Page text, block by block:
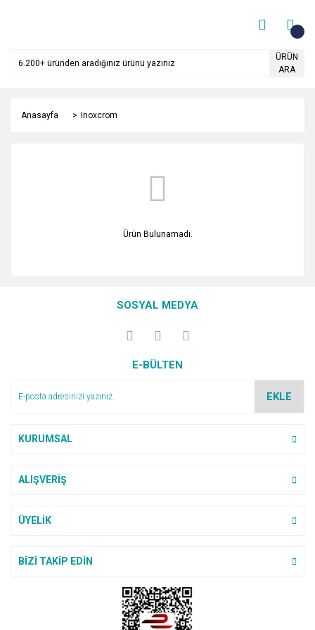
ÜRÜN
ARA
Anasayfa Inoxcrom
Ürün Bulunamadı.
SOSYAL MEDYA
E-BÜLTEN
EKLE
KURUMSAL
ALIŞVERİŞ
ÜYELİK
BİZİ TAKİP EDİN